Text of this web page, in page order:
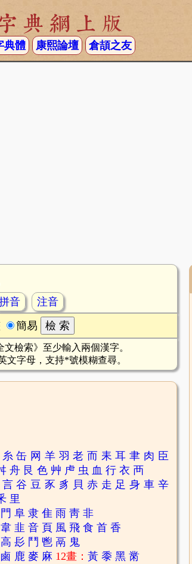
典網上版
典體 康熙論壇 倉頡之友
音
注音
簡易
檢索》至少輸入兩個漢字。
文字母，支持*號模糊查尋。
糸 缶 网 羊 羽 老 而 耒 耳 聿 肉 臣
舟 艮 色 艸 虍 虫 血 行 衣 襾
言 谷 豆 豕 豸 貝 赤 走 足 身 車 辛
里
門 阜 隶 隹 雨 靑 非
韋 韭 音 頁 風 飛 食 首 香
高 髟 鬥 鬯 鬲 鬼
鹵 鹿 麥 麻 12畫：黃 黍 黑 黹